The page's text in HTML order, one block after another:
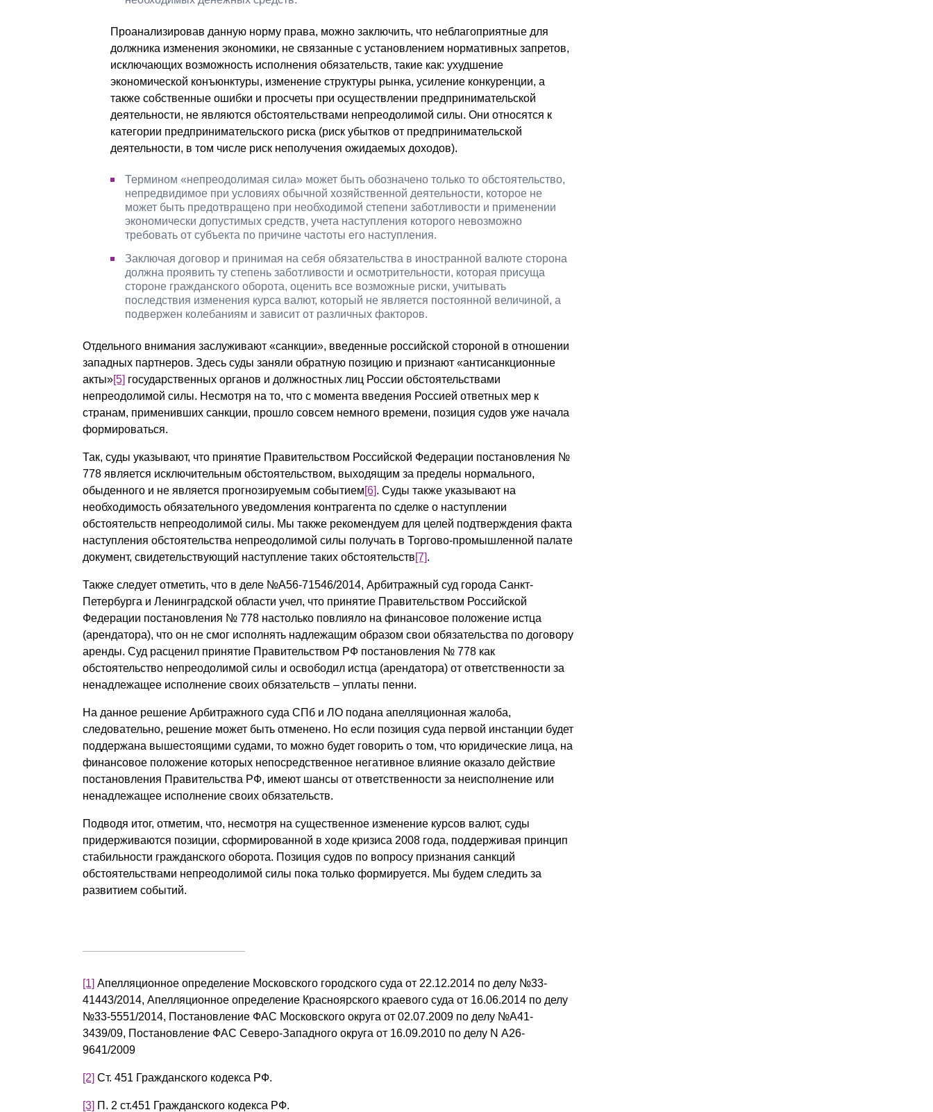
Проанализировав данную норму права, можно заключить, что неблагоприятные для
должника изменения экономики, не связанные с установлением нормативных запретов,
исключающих возможность исполнения обязательств, такие как: ухудшение
экономической конъюнктуры, изменение структуры рынка, усиление конкуренции, а
также собственные ошибки и просчеты при осуществлении предпринимательской
деятельности, не являются обстоятельствами непреодолимой силы. Они относятся к
категории предпринимательского риска (риск убытков от предпринимательской
деятельности, в том числе риск неполучения ожидаемых доходов).
Термином «непреодолимая сила» может быть обозначено только то обстоятельство,
непредвидимое при условиях обычной хозяйственной деятельности, которое не
может быть предотвращено при необходимой степени заботливости и применении
экономически допустимых средств, учета наступления которого невозможно
требовать от субъекта по причине частоты его наступления.
Заключая договор и принимая на себя обязательства в иностранной валюте сторона
должна проявить ту степень заботливости и осмотрительности, которая присуща
стороне гражданского оборота, оценить все возможные риски, учитывать
последствия изменения курса валют, который не является постоянной величиной, а
подвержен колебаниям и зависит от различных факторов.
Отдельного внимания заслуживают «санкции», введенные российской стороной в отношении
западных партнеров. Здесь суды заняли обратную позицию и признают «антисанкционные
акты»[5] государственных органов и должностных лиц России обстоятельствами
непреодолимой силы. Несмотря на то, что с момента введения Россией ответных мер к
странам, применивших санкции, прошло совсем немного времени, позиция судов уже начала
формироваться.
Так, суды указывают, что принятие Правительством Российской Федерации постановления №
778 является исключительным обстоятельством, выходящим за пределы нормального,
обыденного и не является прогнозируемым событием[6]. Суды также указывают на
необходимость обязательного уведомления контрагента по сделке о наступлении
обстоятельств непреодолимой силы. Мы также рекомендуем для целей подтверждения факта
наступления обстоятельства непреодолимой силы получать в Торгово-промышленной палате
документ, свидетельствующий наступление таких обстоятельств[7].
Также следует отметить, что в деле №А56-71546/2014, Арбитражный суд города Санкт-
Петербурга и Ленинградской области учел, что принятие Правительством Российской
Федерации постановления № 778 настолько повлияло на финансовое положение истца
(арендатора), что он не смог исполнять надлежащим образом свои обязательства по договору
аренды. Суд расценил принятие Правительством РФ постановления № 778 как
обстоятельство непреодолимой силы и освободил истца (арендатора) от ответственности за
ненадлежащее исполнение своих обязательств – уплаты пенни.
На данное решение Арбитражного суда СПб и ЛО подана апелляционная жалоба,
следовательно, решение может быть отменено. Но если позиция суда первой инстанции будет
поддержана вышестоящими судами, то можно будет говорить о том, что юридические лица, на
финансовое положение которых непосредственное негативное влияние оказало действие
постановления Правительства РФ, имеют шансы от ответственности за неисполнение или
ненадлежащее исполнение своих обязательств.
Подводя итог, отметим, что, несмотря на существенное изменение курсов валют, суды
придерживаются позиции, сформированной в ходе кризиса 2008 года, поддерживая принцип
стабильности гражданского оборота. Позиция судов по вопросу признания санкций
обстоятельствами непреодолимой силы пока только формируется. Мы будем следить за
развитием событий.
[1] Апелляционное определение Московского городского суда от 22.12.2014 по делу №33-
41443/2014, Апелляционное определение Красноярского краевого суда от 16.06.2014 по делу
№33-5551/2014, Постановление ФАС Московского округа от 02.07.2009 по делу №А41-
3439/09, Постановление ФАС Северо-Западного округа от 16.09.2010 по делу N А26-
9641/2009
[2] Ст. 451 Гражданского кодекса РФ.
[3] П. 2 ст.451 Гражданского кодекса РФ.